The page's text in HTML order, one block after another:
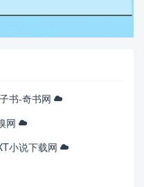
书-奇书网
网
小说下载网